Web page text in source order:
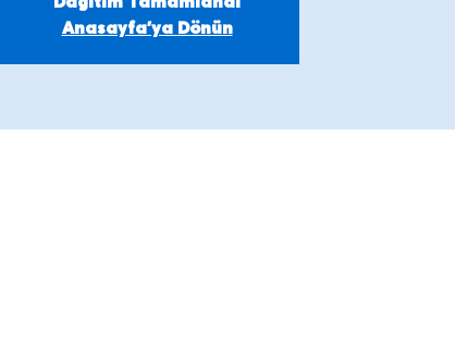
Anasayfa'ya Dönün